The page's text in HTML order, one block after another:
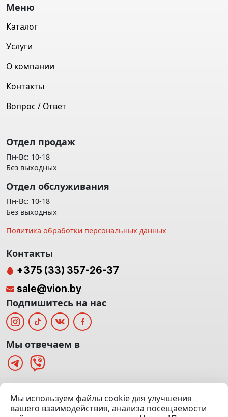
(Офис: 5 этаж | Осмотр авто: 5 этаж)
Меню
Каталог
Услуги
О компании
Контакты
Вопрос / Ответ
Отдел продаж
Пн-Вс: 10-18
Без выходных
Отдел обслуживания
Пн-Вс: 10-18
Без выходных
Политика обработки персональных данных
Мы используем файлы cookie для улучшения
вашего взаимодействия, анализа посещаемости
Контакты
+375 (33) 357-26-37
sale@vion.by
Подпишитесь на нас
Мы отвечаем в